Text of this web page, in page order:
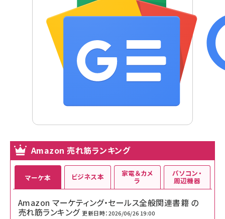
Amazon 売れ筋ランキング
マーケ本
Amazon マーケティング・セールス全般関連書籍 の
売れ筋ランキング 更新日時：2026/06/26 19:00
ビジネス本 家電＆カメ
ラ
パソコン・
周辺機器